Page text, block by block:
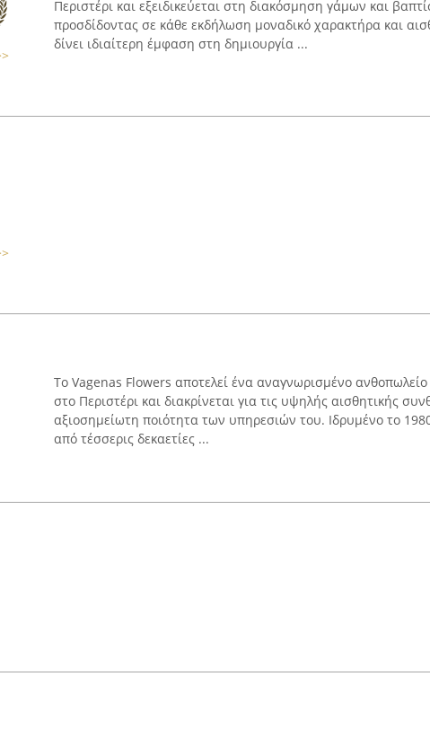
Περιστέρι και εξειδικεύεται στη διακόσμηση γάμων και
προσδίδοντας σε κάθε εκδήλωση μοναδικό χαρακτήρα και
δίνει ιδιαίτερη έμφαση στη δημιουργία ...
Το Vagenas Flowers αποτελεί ένα αναγνωρισμένο ανθοπωλείο
στο Περιστέρι και διακρίνεται για τις υψηλής αισθητικής
αξιοσημείωτη ποιότητα των υπηρεσιών του. Ιδρυμένο το
από τέσσερις δεκαετίες ...